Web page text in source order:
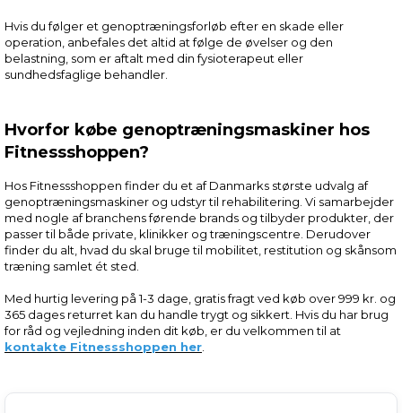
Hvis du følger et genoptræningsforløb efter en skade eller
operation, anbefales det altid at følge de øvelser og den
belastning, som er aftalt med din fysioterapeut eller
sundhedsfaglige behandler.
Hvorfor købe genoptræningsmaskiner hos
Fitnessshoppen?
Hos Fitnessshoppen finder du et af Danmarks største udvalg af
genoptræningsmaskiner og udstyr til rehabilitering. Vi samarbejder
med nogle af branchens førende brands og tilbyder produkter, der
passer til både private, klinikker og træningscentre. Derudover
finder du alt, hvad du skal bruge til mobilitet, restitution og skånsom
træning samlet ét sted.
Med hurtig levering på 1-3 dage, gratis fragt ved køb over 999 kr. og
365 dages returret kan du handle trygt og sikkert. Hvis du har brug
for råd og vejledning inden dit køb, er du velkommen til at
kontakte Fitnessshoppen her.